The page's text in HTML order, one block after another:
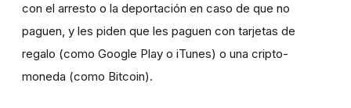
con el arresto o la deportación en caso de que no
paguen, y les piden que les paguen con tarjetas de
regalo (como Google Play o iTunes) o una cripto-
moneda (como Bitcoin).